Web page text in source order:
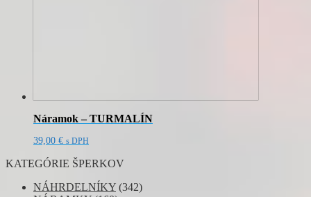
Náramok – TURMALÍN
39,00 € s DPH
KATEGÓRIE ŠPERKOV
NÁHRDELNÍKY (342)